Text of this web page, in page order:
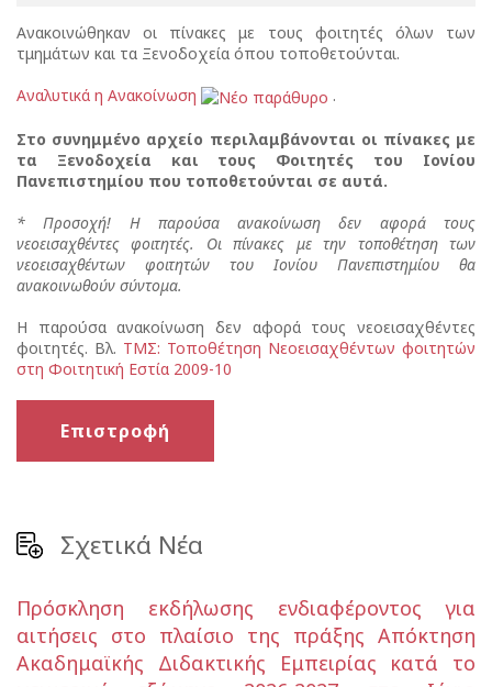
Ανακοινώθηκαν οι πίνακες με τους φοιτητές όλων των
τμημάτων και τα Ξενοδοχεία όπου τοποθετούνται.
Αναλυτικά η Ανακοίνωση
.
Στο συνημμένο αρχείο περιλαμβάνονται οι πίνακες με
τα Ξενοδοχεία και τους Φοιτητές του Ιονίου
Πανεπιστημίου που τοποθετούνται σε αυτά.
* Προσοχή! Η παρούσα ανακοίνωση δεν αφορά τους
νεοεισαχθέντες φοιτητές. Οι πίνακες με την τοποθέτηση των
νεοεισαχθέντων φοιτητών του Ιονίου Πανεπιστημίου θα
ανακοινωθούν σύντομα.
Η παρούσα ανακοίνωση δεν αφορά τους νεοεισαχθέντες
φοιτητές. Βλ. ΤΜΣ: Τοποθέτηση Νεοεισαχθέντων φοιτητών
στη Φοιτητική Εστία 2009-10
Επιστροφή
Σχετικά Νέα
Πρόσκληση εκδήλωσης ενδιαφέροντος για
αιτήσεις στο πλαίσιο της πράξης Απόκτηση
Ακαδημαϊκής Διδακτικής Εμπειρίας κατά το